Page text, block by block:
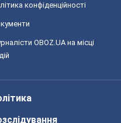
конфіденційності
OBOZ.UA на місці